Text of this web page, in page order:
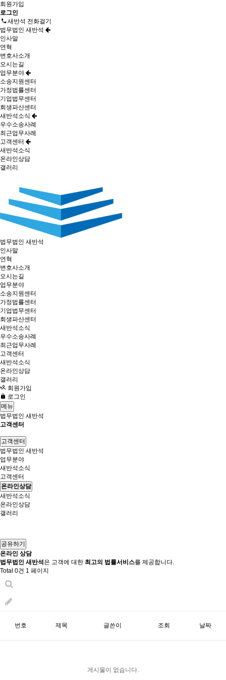
회원가입
로그인
새반석 전화걸기
법무법인 새반석
인사말
연혁
변호사소개
오시는길
업무분야
소송지원센터
가정법률센터
기업법무센터
회생파산센터
새반석소식
우수소송사례
최근업무사례
고객센터
새반석소식
온라인상담
갤러리
법무법인 새반석
인사말
연혁
변호사소개
오시는길
업무분야
소송지원센터
가정법률센터
기업법무센터
회생파산센터
새반석소식
우수소송사례
최근업무사례
고객센터
새반석소식
온라인상담
갤러리
회원가입
로그인
메뉴
법무법인 새반석
고객센터
고객센터
법무법인 새반석
업무분야
새반석소식
고객센터
온라인상담
새반석소식
온라인상담
갤러리
공유하기
온라인 상담
법무법인 새반석 은 고객에 대한 최고의 법률서비스를 제공합니다.
Total 0건 1 페이지
번호 제목 글쓴이 조회 날짜
게시물이 없습니다.